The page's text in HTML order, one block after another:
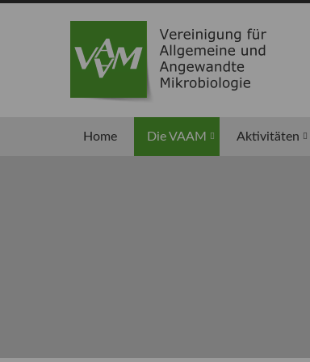
Home Die VAAM Aktivitäten